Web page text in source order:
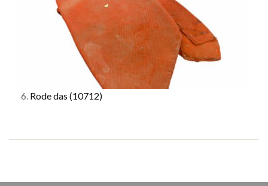
6. Rode das (10712)